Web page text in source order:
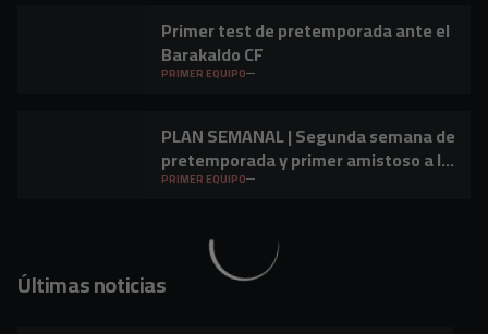
Primer test de pretemporada ante el
Barakaldo CF
PRIMER EQUIPO
PLAN SEMANAL | Segunda semana de
pretemporada y primer amistoso a la
vista
PRIMER EQUIPO
Últimas noticias